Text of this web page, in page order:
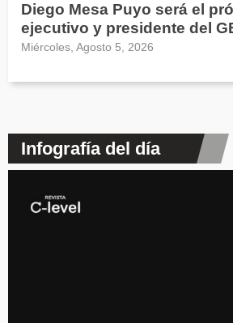
Diego Mesa Puyo será el
ejecutivo y presidente del
Miércoles, Agosto 5, 2026
Infografía del día